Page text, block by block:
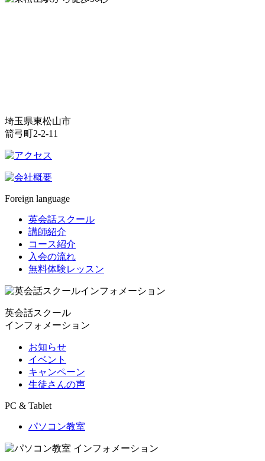
埼玉県東松山市
箭弓町2-2-11
Foreign language
英会話スクール
講師紹介
コース紹介
入会の流れ
無料体験レッスン
英会話スクール
インフォメーション
お知らせ
イベント
キャンペーン
生徒さんの声
PC & Tablet
パソコン教室